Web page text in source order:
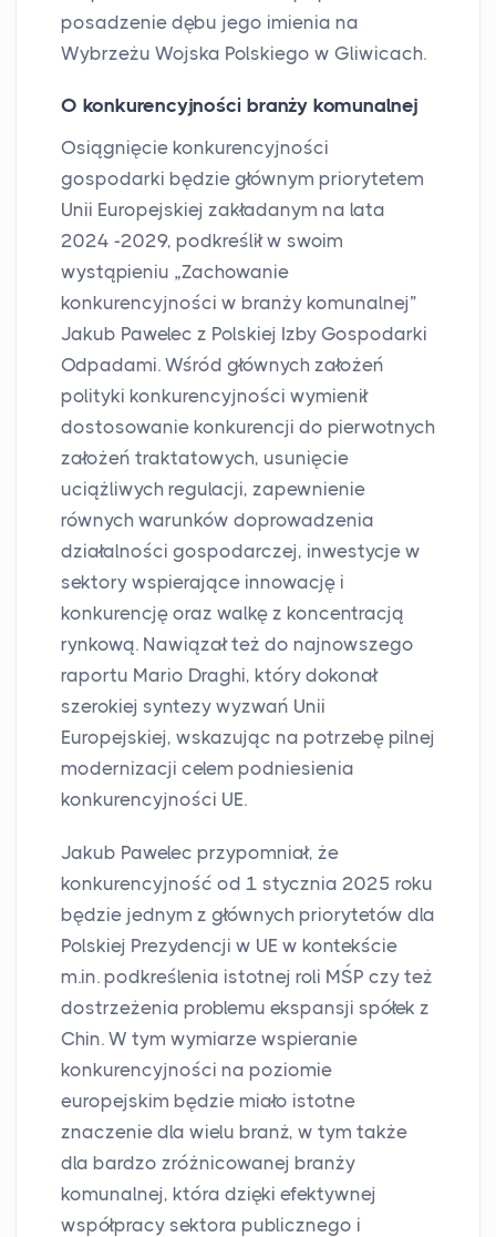
posadzenie dębu jego imienia na
Wybrzeżu Wojska Polskiego w Gliwicach.
O konkurencyjności branży komunalnej
Osiągnięcie konkurencyjności
gospodarki będzie głównym priorytetem
Unii Europejskiej zakładanym na lata
2024 -2029, podkreślił w swoim
wystąpieniu „Zachowanie
konkurencyjności w branży komunalnej”
Jakub Pawelec z Polskiej Izby Gospodarki
Odpadami. Wśród głównych założeń
polityki konkurencyjności wymienił
dostosowanie konkurencji do pierwotnych
założeń traktatowych, usunięcie
uciążliwych regulacji, zapewnienie
równych warunków doprowadzenia
działalności gospodarczej, inwestycje w
sektory wspierające innowację i
konkurencję oraz walkę z koncentracją
rynkową. Nawiązał też do najnowszego
raportu Mario Draghi, który dokonał
szerokiej syntezy wyzwań Unii
Europejskiej, wskazując na potrzebę pilnej
modernizacji celem podniesienia
konkurencyjności UE.
Jakub Pawelec przypomniał, że
konkurencyjność od 1 stycznia 2025 roku
będzie jednym z głównych priorytetów dla
Polskiej Prezydencji w UE w kontekście
m.in. podkreślenia istotnej roli MŚP czy też
dostrzeżenia problemu ekspansji spółek z
Chin. W tym wymiarze wspieranie
konkurencyjności na poziomie
europejskim będzie miało istotne
znaczenie dla wielu branż, w tym także
dla bardzo zróżnicowanej branży
komunalnej, która dzięki efektywnej
współpracy sektora publicznego i